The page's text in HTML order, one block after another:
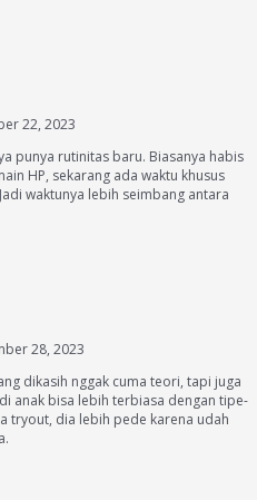
22, 2023
punya rutinitas baru. Biasanya habis
HP, sekarang ada waktu khusus
waktunya lebih seimbang antara
28, 2023
dikasih nggak cuma teori, tapi juga
anak bisa lebih terbiasa dengan tipe-
tryout, dia lebih pede karena udah